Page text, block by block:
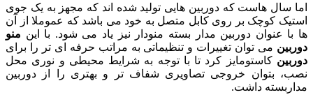
سال هاست که دوربین هایی تولید شده اند که مجهز به یک جوی
کوچک بر روی کابل متصل به خود می باشد که عموملا از آن
با عنوان دوربین مدار بسته منودار نیز یاد می شود. با این منو
می توان تغییرات و تنظیماتی به مراتب حرفه ای تر را برای
کاستومایز کرد تا با توجه به شرایط محیطی و نوری محل
بتوان خروجی تصاویری شفاف تر و بهتری را از دوربین
داشت.